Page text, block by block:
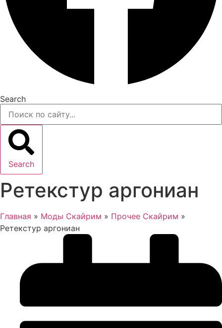
Search
Search
Ретекстур аргониан
Главная » Моды Скайрим » Прочее Скайрим »
Ретекстур аргониан